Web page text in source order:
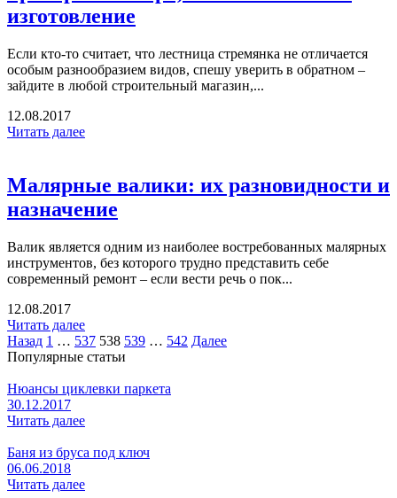
изготовление
Если кто-то считает, что лестница стремянка не отличается
особым разнообразием видов, спешу уверить в обратном –
зайдите в любой строительный магазин,...
12.08.2017
Читать далее
Малярные валики: их разновидности и
назначение
Валик является одним из наиболее востребованных малярных
инструментов, без которого трудно представить себе
современный ремонт – если вести речь о пок...
12.08.2017
Читать далее
Назад 1 … 537 538 539 … 542 Далее
Популярные статьи
Нюансы циклевки паркета
30.12.2017
Читать далее
Баня из бруса под ключ
06.06.2018
Читать далее